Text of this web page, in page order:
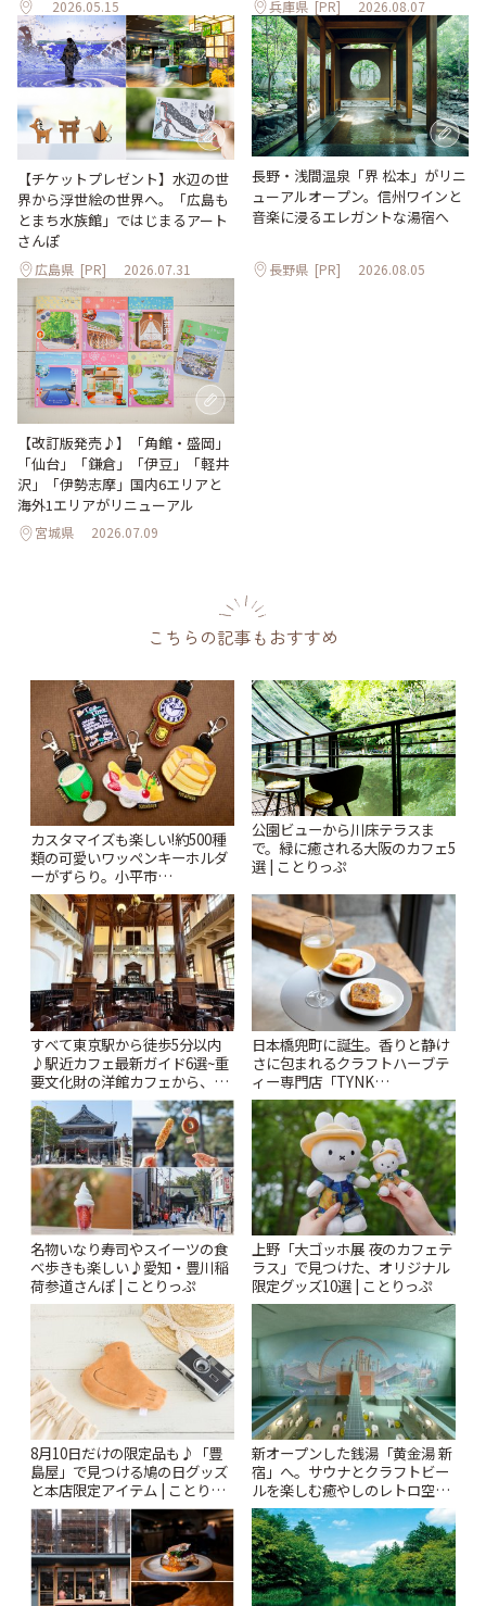
2026.05.15 兵庫県 [PR] 2026.08.07
【チケットプレゼント】水辺の世
界から浮世絵の世界へ。「広島も
とまち水族館」ではじまるアート
さんぽ
広島県 [PR] 2026.07.31
長野・浅間温泉「界 松本」がリニ
ューアルオープン。信州ワインと
音楽に浸るエレガントな湯宿へ
長野県 [PR] 2026.08.05
【改訂版発売♪】「角館・盛岡」
「仙台」「鎌倉」「伊豆」「軽井
沢」「伊勢志摩」国内6エリアと
海外1エリアがリニューアル
宮城県 2026.07.09
こちらの記事もおすすめ
カスタマイズも楽しい!約500種
類の可愛いワッペンキーホルダ
ーがずらり。小平市
「Kimamaya T&K」 | ことりっ
ぷ
公園ビューから川床テラスま
で。緑に癒される大阪のカフェ5
選 | ことりっぷ
すべて東京駅から徒歩5分以内
♪駅近カフェ最新ガイド6選~重
要文化財の洋館カフェから、改
札すぐのレトロ喫茶まで~ | こと
りっぷ
日本橋兜町に誕生。香りと静け
さに包まれるクラフトハーブテ
ィー専門店「TYNK
Kabutocho」 | ことりっぷ
名物いなり寿司やスイーツの食
べ歩きも楽しい♪愛知・豊川稲
荷参道さんぽ | ことりっぷ
上野「大ゴッホ展 夜のカフェテ
ラス」で見つけた、オリジナル
限定グッズ10選 | ことりっぷ
8月10日だけの限定品も♪「豊
島屋」で見つける鳩の日グッズ
と本店限定アイテム | ことりっ
ぷ
新オープンした銭湯「黄金湯 新
宿」へ。サウナとクラフトビー
ルを楽しむ癒やしのレトロ空間
| ことりっぷ